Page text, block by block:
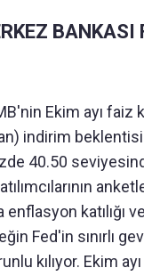
BANKASI
Ekim ayı faiz
indirim
40.50
katılığı
Fed'in sınırlı
kılıyor. Ekim ayı